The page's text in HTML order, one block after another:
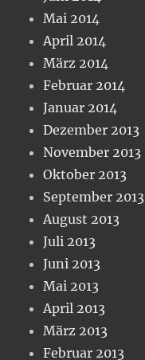
Mai 2014
April 2014
März 2014
Februar 2014
Januar 2014
Dezember 2013
November 2013
Oktober 2013
September 2013
August 2013
Juli 2013
Juni 2013
Mai 2013
April 2013
März 2013
Februar 2013